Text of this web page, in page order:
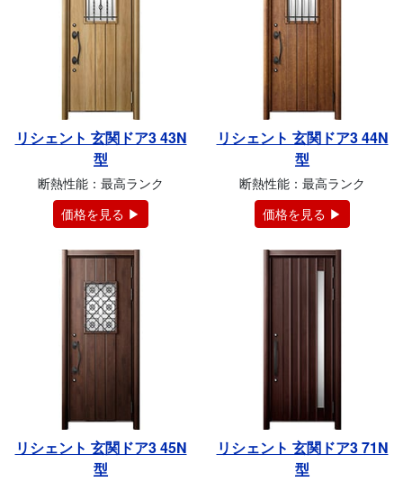
リシェント 玄関ドア3 43N
型
断熱性能：最高ランク
価格を見る ▶
リシェント 玄関ドア3 44N
型
断熱性能：最高ランク
価格を見る ▶
リシェント 玄関ドア3 45N
型
リシェント 玄関ドア3 71N
型